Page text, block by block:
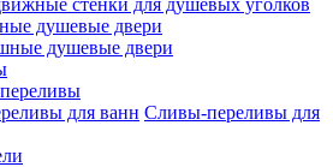
стенки для душевых уголков
душевые двери
душевые двери
Сливы-переливы для